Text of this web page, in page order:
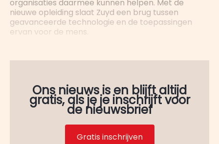
organisaties daarmee kunnen helpen. Met de
nieuwe opleiding slaat Zuyd een brug tussen
geavanceerde technologie en de toepassingen
ervan voor de mens.
Ons nieuws is en blijft altijd
gratis, als je je inschrijft voor
de nieuwsbrief
Gratis inschrijven